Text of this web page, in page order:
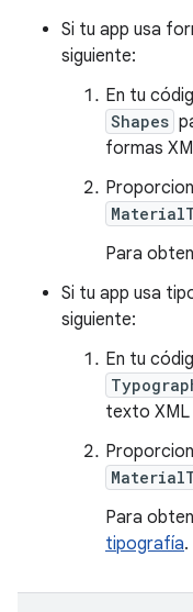
Si tu app usa
siguiente:
En tu
Shapes
formas
Para
Si tu app usa
siguiente:
En tu
texto XML
Para
tipografía.